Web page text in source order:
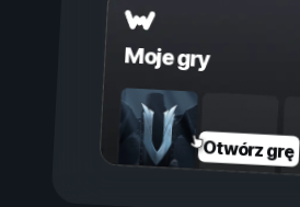
Moje gry
Otwórz grę